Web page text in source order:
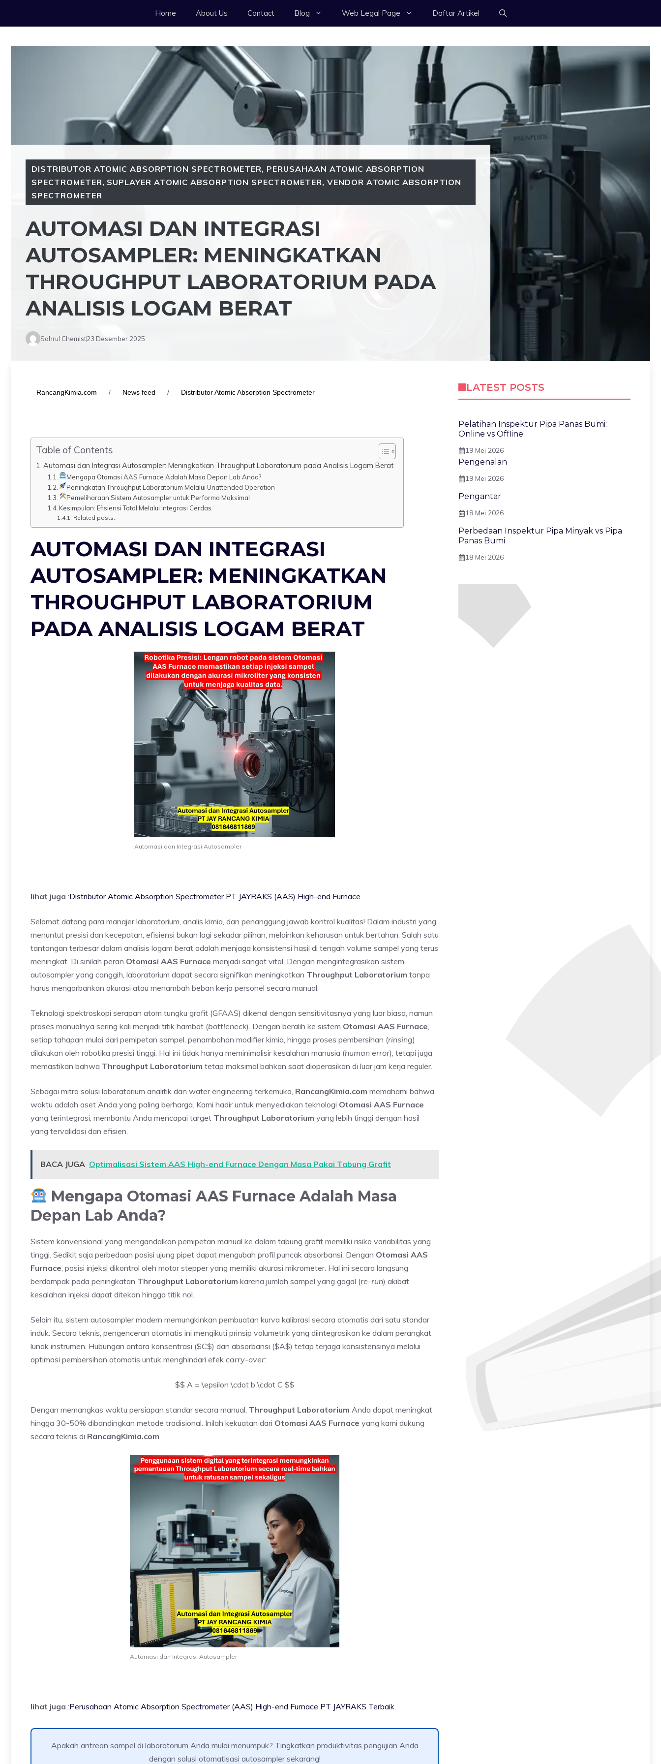
Home About Us Contact Blog Web Legal Page Daftar Artikel
DISTRIBUTOR ATOMIC ABSORPTION SPECTROMETER, PERUSAHAAN ATOMIC ABSORPTION
SPECTROMETER, SUPLAYER ATOMIC ABSORPTION SPECTROMETER, VENDOR ATOMIC ABSORPTION
SPECTROMETER
AUTOMASI DAN INTEGRASI
AUTOSAMPLER: MENINGKATKAN
THROUGHPUT LABORATORIUM PADA
ANALISIS LOGAM BERAT
Sahrul Chemist23 Desember 2025
RancangKimia.com / News feed / Distributor Atomic Absorption Spectrometer
Table of Contents
Automasi dan Integrasi Autosampler: Meningkatkan Throughput Laboratorium pada Analisis Logam Berat
Mengapa Otomasi AAS Furnace Adalah Masa Depan Lab Anda?
Peningkatan Throughput Laboratorium Melalui Unattended Operation
Pemeliharaan Sistem Autosampler untuk Performa Maksimal
Kesimpulan: Efisiensi Total Melalui Integrasi Cerdas
Related posts:
AUTOMASI DAN INTEGRASI
AUTOSAMPLER: MENINGKATKAN
THROUGHPUT LABORATORIUM
PADA ANALISIS LOGAM BERAT
Automasi dan Integrasi Autosampler
lihat juga :Distributor Atomic Absorption Spectrometer PT JAYRAKS (AAS) High-end Furnace
Selamat datang para manajer laboratorium, analis kimia, dan penanggung jawab kontrol kualitas! Dalam industri yang
menuntut presisi dan kecepatan, efisiensi bukan lagi sekadar pilihan, melainkan keharusan untuk bertahan. Salah satu
tantangan terbesar dalam analisis logam berat adalah menjaga konsistensi hasil di tengah volume sampel yang terus
meningkat. Di sinilah peran Otomasi AAS Furnace menjadi sangat vital. Dengan mengintegrasikan sistem
autosampler yang canggih, laboratorium dapat secara signifikan meningkatkan Throughput Laboratorium tanpa
harus mengorbankan akurasi atau menambah beban kerja personel secara manual.
Teknologi spektroskopi serapan atom tungku grafit (GFAAS) dikenal dengan sensitivitasnya yang luar biasa, namun
proses manualnya sering kali menjadi titik hambat (bottleneck). Dengan beralih ke sistem Otomasi AAS Furnace
setiap tahapan mulai dari pemipetan sampel, penambahan modifier kimia, hingga proses pembersihan (rinsing)
dilakukan oleh robotika presisi tinggi. Hal ini tidak hanya meminimalisir kesalahan manusia (human error), tetapi juga
memastikan bahwa Throughput Laboratorium tetap maksimal bahkan saat dioperasikan di luar jam kerja reguler.
Sebagai mitra solusi laboratorium analitik dan water engineering terkemuka, RancangKimia.com memahami bahwa
waktu adalah aset Anda yang paling berharga. Kami hadir untuk menyediakan teknologi Otomasi AAS Furnace
yang terintegrasi, membantu Anda mencapai target Throughput Laboratorium yang lebih tinggi dengan hasil
yang tervalidasi dan efisien.
BACA JUGA Optimalisasi Sistem AAS High-end Furnace Dengan Masa Pakai Tabung Grafit
Mengapa Otomasi AAS Furnace Adalah Masa
Depan Lab Anda?
Sistem konvensional yang mengandalkan pemipetan manual ke dalam tabung grafit memiliki risiko variabilitas yang
tinggi. Sedikit saja perbedaan posisi ujung pipet dapat mengubah profil puncak absorbansi. Dengan Otomasi AAS
Furnace , posisi injeksi dikontrol oleh motor stepper yang memiliki akurasi mikrometer. Hal ini secara langsung
berdampak pada peningkatan Throughput Laboratorium karena jumlah sampel yang gagal (re-run) akibat
kesalahan injeksi dapat ditekan hingga titik nol.
Selain itu, sistem autosampler modern memungkinkan pembuatan kurva kalibrasi secara otomatis dari satu standar
induk. Secara teknis, pengenceran otomatis ini mengikuti prinsip volumetrik yang diintegrasikan ke dalam perangkat
lunak instrumen. Hubungan antara konsentrasi ($C$) dan absorbansi ($A$) tetap terjaga konsistensinya melalui
optimasi pembersihan otomatis untuk menghindari efek carry-over:
$$ A = \epsilon \cdot b \cdot C $$
Dengan memangkas waktu persiapan standar secara manual, Throughput Laboratorium Anda dapat meningkat
hingga 30-50% dibandingkan metode tradisional. Inilah kekuatan dari Otomasi AAS Furnace yang kami dukung
secara teknis di RancangKimia.com
Automasi dan Integrasi Autosampler
lihat juga :Perusahaan Atomic Absorption Spectrometer (AAS) High-end Furnace PT JAYRAKS Terbaik
Apakah antrean sampel di laboratorium Anda mulai menumpuk? Tingkatkan produktivitas pengujian Anda
dengan solusi otomatisasi autosampler sekarang!
LATEST POSTS
Pelatihan Inspektur Pipa Panas Bumi:
Online vs Offline
19 Mei 2026
Pengenalan
19 Mei 2026
Pengantar
18 Mei 2026
Perbedaan Inspektur Pipa Minyak vs Pipa
Panas Bumi
18 Mei 2026